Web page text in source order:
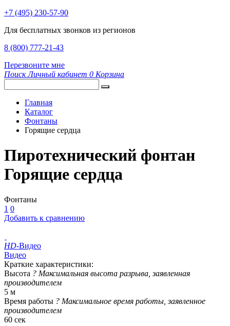
+7 (495) 230-57-90
Для бесплатных звонков из регионов
8 (800) 777-21-43
Перезвоните мне
Поиск Личный кабинет 0 Корзина
Главная
Каталог
Фонтаны
Горящие сердца
Пиротехнический фонтан
Горящие сердца
Фонтаны
1 0
Добавить к сравнению
HD-Видео
Видео
Краткие характеристики:
Высота ? Максимальная высота разрыва, заявленная
производителем
5 м
Время работы ? Максимальное время работы, заявленное
производителем
60 сек